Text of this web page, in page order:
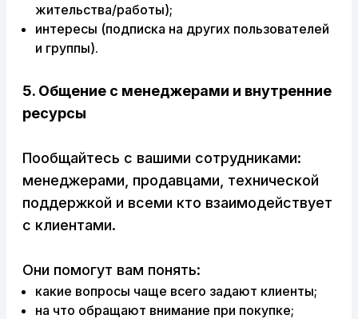
жительства/работы);
интересы (подписка на других пользователей
и группы).
5. Общение с менеджерами и внутренние
ресурсы
Пообщайтесь с вашими сотрудниками:
менеджерами, продавцами, технической
поддержкой и всеми кто взаимодействует
с клиентами.
Они помогут вам понять:
какие вопросы чаще всего задают клиенты;
на что обращают внимание при покупке;